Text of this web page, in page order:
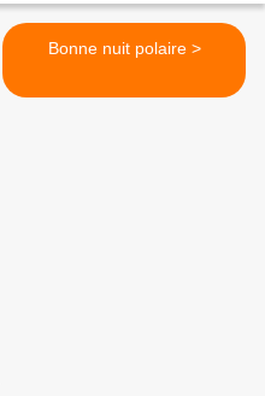
Bonne nuit polaire >